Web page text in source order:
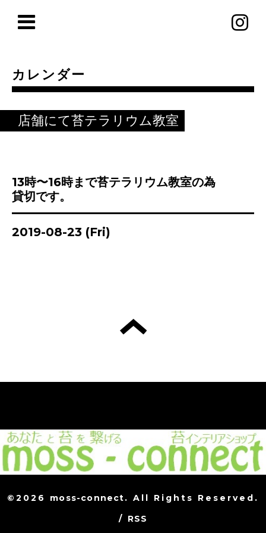
カレンダー
店舗にて苔テラリウム教室
13時〜16時まで苔テラリウム教室の為
貸切です。
2019-08-23 (Fri)
©2026 moss-connect. All Rights Reserved.
/ RSS